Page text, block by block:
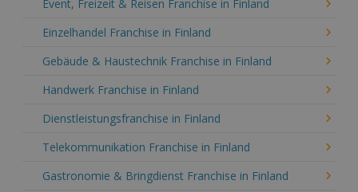
Event, Freizeit & Reisen Franchise in Finland
Einzelhandel Franchise in Finland
Gebäude & Haustechnik Franchise in Finland
Handwerk Franchise in Finland
Dienstleistungsfranchise in Finland
Telekommunikation Franchise in Finland
Gastronomie & Bringdienst Franchise in Finland